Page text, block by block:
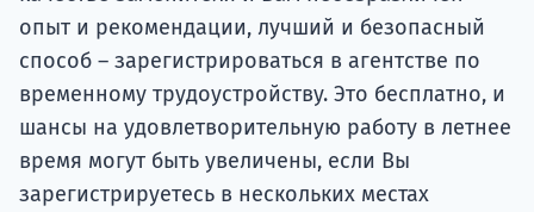
опыт и рекомендации, лучший и безопасный
способ – зарегистрироваться в агентстве по
временному трудоустройству. Это бесплатно, и
шансы на удовлетворительную работу в летнее
время могут быть увеличены, если Вы
зарегистрируетесь в нескольких местах